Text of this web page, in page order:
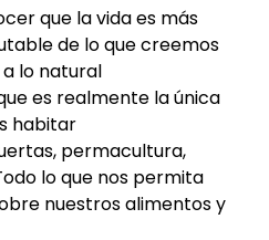
que la vida es más
de lo que creemos
lo natural
es realmente la única
habitar
permacultura,
lo que nos permita
nuestros alimentos y